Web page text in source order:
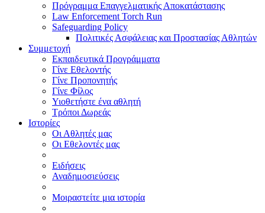
Πρόγραμμα Επαγγελματικής Αποκατάστασης
Law Enforcement Torch Run
Safeguarding Policy
Πολιτικές Ασφάλειας και Προστασίας Αθλητών
Συμμετοχή
Εκπαιδευτικά Προγράμματα
Γίνε Εθελοντής
Γίνε Προπονητής
Γίνε Φίλος
Υιοθετήστε ένα αθλητή
Τρόποι Δωρεάς
Ιστορίες
Οι Αθλητές μας
Οι Εθελοντές μας
Ειδήσεις
Αναδημοσιεύσεις
Μοιραστείτε μια ιστορία